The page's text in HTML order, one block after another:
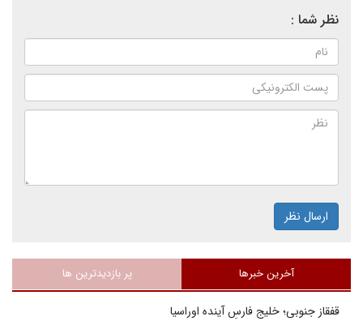
نظر شما :
ارسال نظر
آخرین خبرها پر بازدیدترین ها
قفقاز جنوبی؛ خلیج فارسِ آینده اوراسیا